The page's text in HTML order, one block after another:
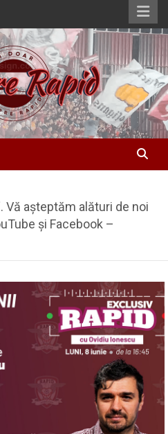
Vă așteptăm alături de noi
și Facebook –